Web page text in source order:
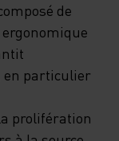
de
ergonomique
en particulier
prolifération